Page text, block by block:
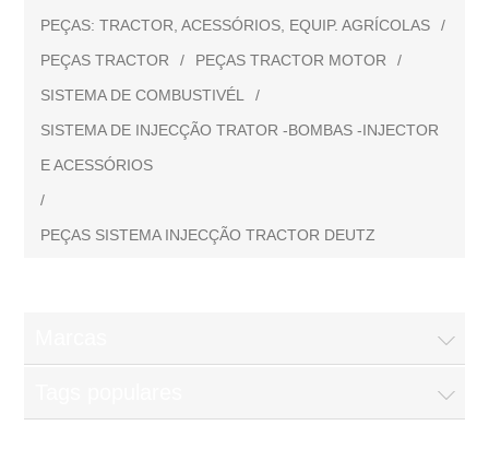
PEÇAS: TRACTOR, ACESSÓRIOS, EQUIP. AGRÍCOLAS
/
PEÇAS TRACTOR
/ PEÇAS TRACTOR MOTOR
/
SISTEMA DE COMBUSTIVÉL
/
SISTEMA DE INJECÇÃO TRATOR -BOMBAS -INJECTOR
E ACESSÓRIOS
/
PEÇAS SISTEMA INJECÇÃO TRACTOR DEUTZ